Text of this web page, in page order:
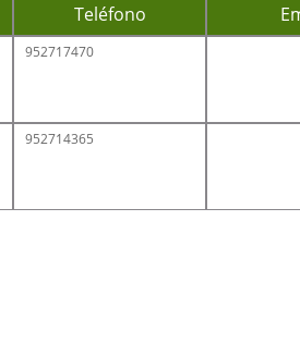
Teléfono
952717470
952714365